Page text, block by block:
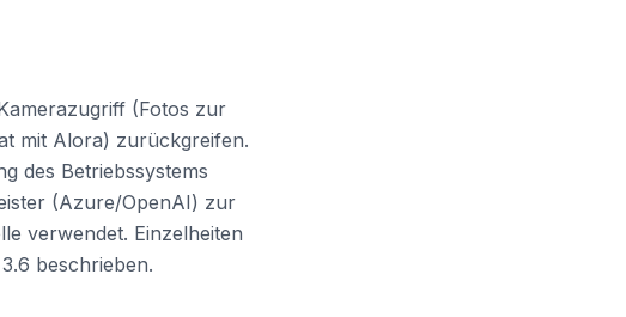
(Fotos zur
mit Alora) zurückgreifen.
des Betriebssystems
(Azure/OpenAI) zur
verwendet. Einzelheiten
beschrieben.